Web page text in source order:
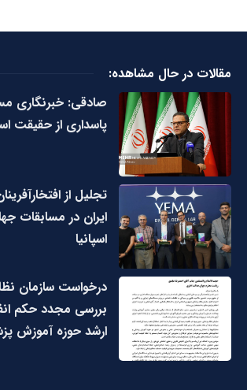
مقالات در حال مشاهده:
صادقی: خبرنگاری
پاسداری از حقیقت
تجلیل از
ایران در مسابقات
اسپانیا
درخواست سازمان
بررسی مجدد حکم
ارشد حوزه آموزش